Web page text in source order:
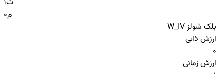
1ت
0م
بلک شولز W_IV
ارزش ذاتی
0
ارزش زمانی